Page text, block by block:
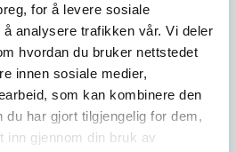
for å levere sosiale
analysere trafikken vår. Vi deler
hvordan du bruker nettstedet
innen sosiale medier,
som kan kombinere den
har gjort tilgjengelig for dem,
inn gjennom din bruk av
RETSCH
Test Sieve ISO 3310/1, -
200x50 mm stainless
mpliance certificate acc.
EN 10204 2.1
60131000998
RET
60131000020| RET